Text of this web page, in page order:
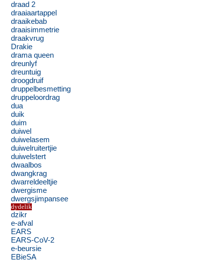
draad 2
draaiaartappel
draaikebab
draaisimmetrie
draakvrug
Drakie
drama queen
dreunlyf
dreuntuig
droogdruif
druppelbesmetting
druppeloordrag
dua
duik
duim
duiwel
duiwelasem
duiwelruitertjie
duiwelstert
dwaalbos
dwangkrag
dwarreldeeltjie
dwergisme
dwergsjimpansee
dydelik
dzikr
e-afval
EARS
EARS-CoV-2
e-beursie
EBieSA